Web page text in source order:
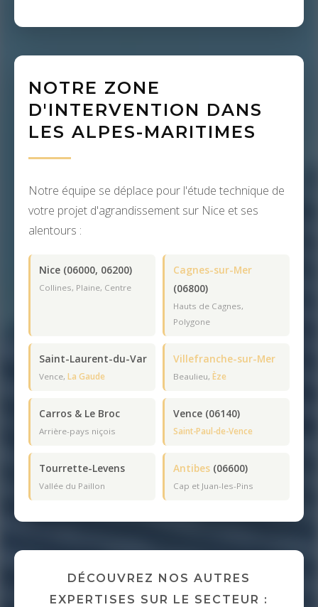
NOTRE ZONE
D'INTERVENTION DANS
LES ALPES-MARITIMES
Notre équipe se déplace pour l'étude technique de
votre projet d'agrandissement sur Nice et ses
alentours :
Nice (06000, 06200)
Collines, Plaine, Centre
Cagnes-sur-Mer
(06800)
Hauts de Cagnes,
Polygone
Saint-Laurent-du-Var
Vence, La Gaude
Villefranche-sur-Mer
Beaulieu, Èze
Carros & Le Broc
Arrière-pays niçois
Vence (06140)
Saint-Paul-de-Vence
Tourrette-Levens
Vallée du Paillon
Antibes (06600)
Cap et Juan-les-Pins
DÉCOUVREZ NOS AUTRES
EXPERTISES SUR LE SECTEUR :